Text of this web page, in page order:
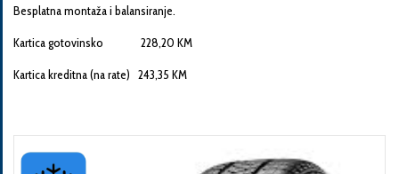
Pošalji
Besplatna montaža i balansiranje.
Kartica gotovinsko 228,20 KM
Kartica kreditna (na rate) 243,35 KM